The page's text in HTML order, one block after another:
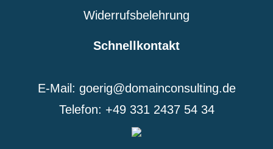
Widerrufsbelehrung
Schnellkontakt
E-Mail: goerig@domainconsulting.de
Telefon: +49 331 2437 54 34